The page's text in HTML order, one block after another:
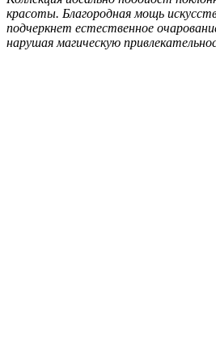
красоты. Благородная мощь
подчеркнет естественное
нарушая магическую